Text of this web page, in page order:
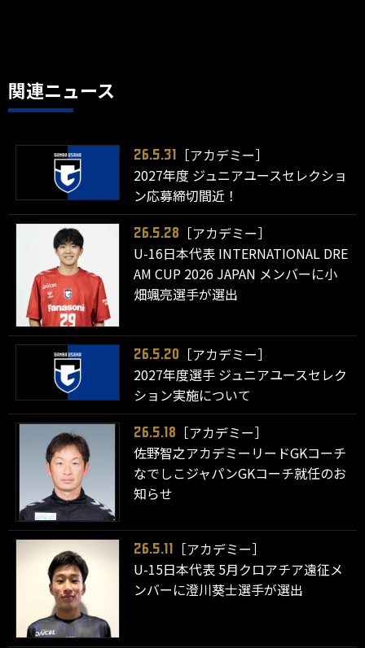
関連ニュース
26.5.31
［アカデミー］
2027年度 ジュニアユースセレクショ
ン応募締切間近！
26.5.28
［アカデミー］
U-16日本代表 INTERNATIONAL DRE
AM CUP 2026 JAPAN メンバーに小
畑颯亮選手が選出
26.5.20
［アカデミー］
2027年度選手 ジュニアユースセレク
ション実施について
26.5.18
［アカデミー］
佐野智之アカデミーリードGKコーチ
なでしこジャパンGKコーチ就任のお
知らせ
26.5.11
［アカデミー］
U-15日本代表 5月クロアチア遠征メ
ンバーに澄川葵士選手が選出